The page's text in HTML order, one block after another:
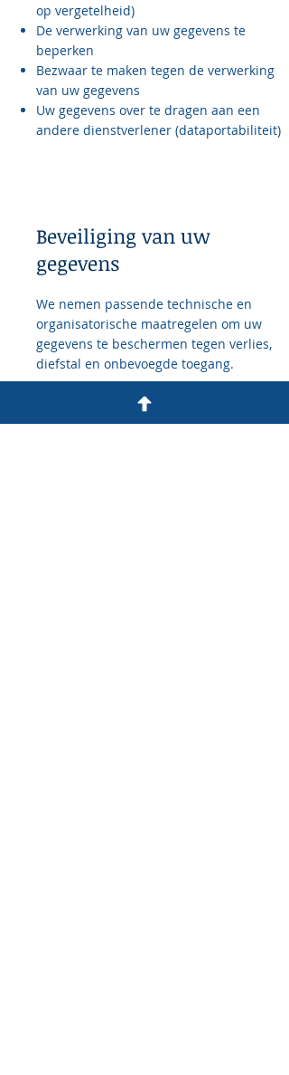
op vergetelheid)
De verwerking van uw gegevens te
beperken
Bezwaar te maken tegen de verwerking
van uw gegevens
Uw gegevens over te dragen aan een
andere dienstverlener (dataportabiliteit)
Beveiliging van uw
gegevens
We nemen passende technische en
organisatorische maatregelen om uw
gegevens te beschermen tegen verlies,
diefstal en onbevoegde toegang.